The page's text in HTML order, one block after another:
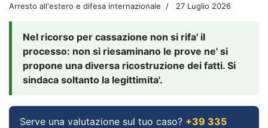
Arresto all'estero e difesa internazionale 27 Luglio 2026
Nel ricorso per cassazione non si rifa' il
processo: non si riesaminano le prove ne' si
propone una diversa ricostruzione dei fatti. Si
sindaca soltanto la legittimita'.
Serve una valutazione sul tuo caso? +39 335